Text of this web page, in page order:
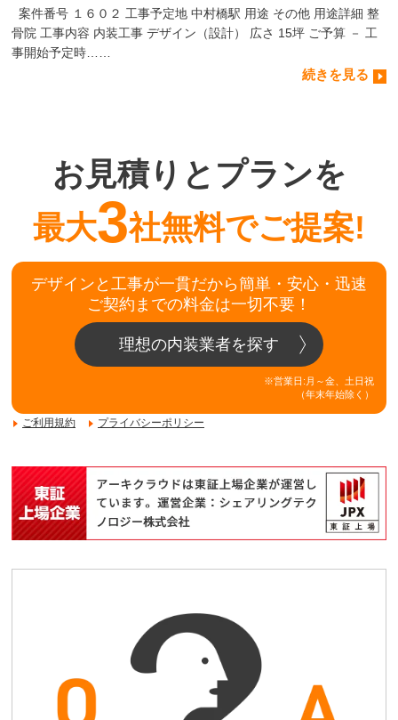
案件番号 １６０２ 工事予定地 中村橋駅 用途 その他 用途詳細 整
骨院 工事内容 内装工事 デザイン（設計） 広さ 15坪 ご予算 － 工
事開始予定時……
続きを見る
お見積りとプランを
最大3社無料でご提案!
デザインと工事が一貫だから簡単・安心・迅速
ご契約までの料金は一切不要！
理想の内装業者を探す
※営業日:月～金、土日祝
（年末年始除く）
ご利用規約 プライバシーポリシー